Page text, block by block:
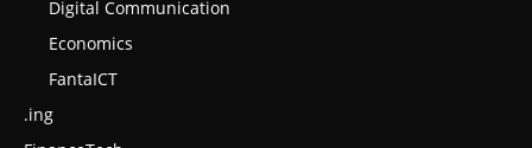
Digital Communication
Economics
FantaICT
.ing